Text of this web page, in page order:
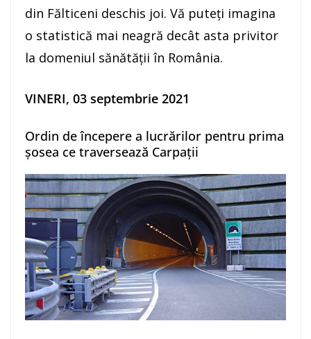
din Fălticeni deschis joi. Vă puteți imagina
o statistică mai neagră decât asta privitor
la domeniul sănătății în România.
VINERI, 03 septembrie 2021
Ordin de începere a lucrărilor pentru prima
șosea ce traversează Carpații